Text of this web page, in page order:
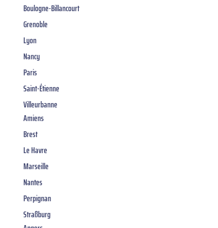
Boulogne-Billancourt
Grenoble
Lyon
Nancy
Paris
Saint-Étienne
Villeurbanne
Amiens
Brest
Le Havre
Marseille
Nantes
Perpignan
Straßburg